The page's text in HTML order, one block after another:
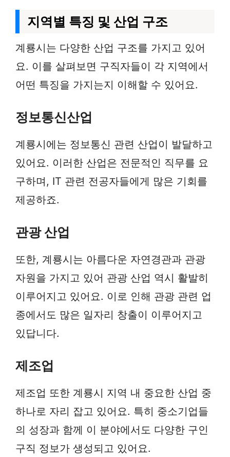
지역별 특징 및 산업 구조
계룡시는 다양한 산업 구조를 가지고 있어
요. 이를 살펴보면 구직자들이 각 지역에서
어떤 특징을 가지는지 이해할 수 있어요.
정보통신산업
계룡시에는 정보통신 관련 산업이 발달하고
있어요. 이러한 산업은 전문적인 직무를 요
구하며, IT 관련 전공자들에게 많은 기회를
제공하죠.
관광 산업
또한, 계룡시는 아름다운 자연경관과 관광
자원을 가지고 있어 관광 산업 역시 활발히
이루어지고 있어요. 이로 인해 관광 관련 업
종에서도 많은 일자리 창출이 이루어지고
있답니다.
제조업
제조업 또한 계룡시 지역 내 중요한 산업 중
하나로 자리 잡고 있어요. 특히 중소기업들
의 성장과 함께 이 분야에서도 다양한 구인
구직 정보가 생성되고 있어요.